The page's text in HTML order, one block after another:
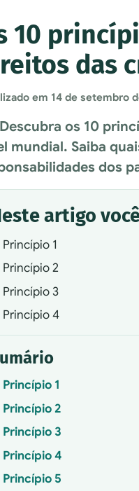
10
das
em 14 de setembro
os 10
mundial. Saiba
dos
artigo
Princípio 1
Princípio 2
Princípio 3
Princípio 4
Princípio 1
Princípio 2
Princípio 3
Princípio 4
Princípio 5